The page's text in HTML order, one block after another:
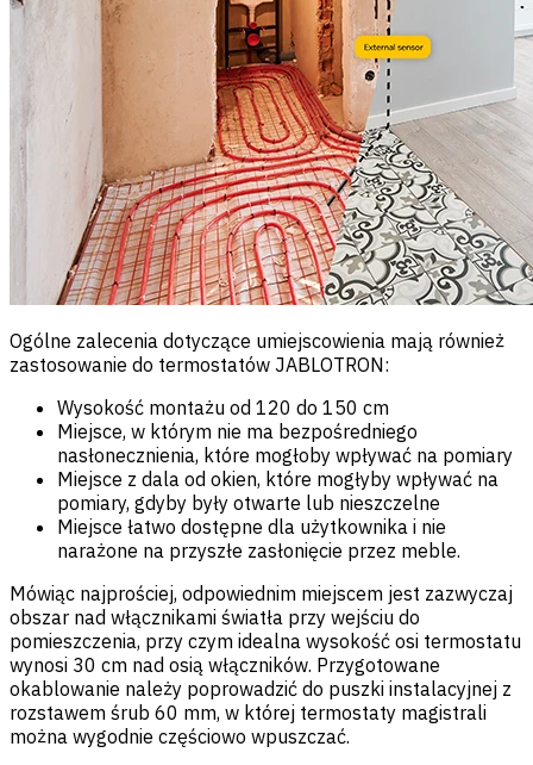
Ogólne zalecenia dotyczące umiejscowienia mają również
zastosowanie do termostatów JABLOTRON:
Wysokość montażu od 120 do 150 cm
Miejsce, w którym nie ma bezpośredniego
nasłonecznienia, które mogłoby wpływać na pomiary
Miejsce z dala od okien, które mogłyby wpływać na
pomiary, gdyby były otwarte lub nieszczelne
Miejsce łatwo dostępne dla użytkownika i nie
narażone na przyszłe zasłonięcie przez meble.
Mówiąc najprościej, odpowiednim miejscem jest zazwyczaj
obszar nad włącznikami światła przy wejściu do
pomieszczenia, przy czym idealna wysokość osi termostatu
wynosi 30 cm nad osią włączników. Przygotowane
okablowanie należy poprowadzić do puszki instalacyjnej z
rozstawem śrub 60 mm, w której termostaty magistrali
można wygodnie częściowo wpuszczać.